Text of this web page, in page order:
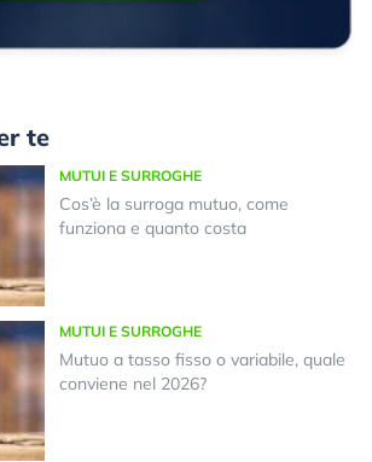
te
MUTUI E SURROGHE
Cos’è la surroga mutuo, come
funziona e quanto costa
MUTUI E SURROGHE
Mutuo a tasso fisso o variabile, quale
conviene nel 2026?